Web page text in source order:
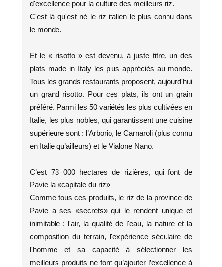
d'excellence pour la culture des meilleurs riz.
C'est là qu'est né le riz italien le plus connu dans
le monde.
Et le « risotto » est devenu, à juste titre, un des
plats made in Italy les plus appréciés au monde.
Tous les grands restaurants proposent, aujourd'hui
un grand risotto. Pour ces plats, ils ont un grain
préféré. Parmi les 50 variétés les plus cultivées en
Italie, les plus nobles, qui garantissent une cuisine
supérieure sont : l’Arborio, le Carnaroli (plus connu
en Italie qu’ailleurs) et le Vialone Nano.
C’est 78 000 hectares de rizières, qui font de
Pavie la «capitale du riz».
Comme tous ces produits, le riz de la province de
Pavie a ses «secrets» qui le rendent unique et
inimitable : l'air, la qualité de l'eau, la nature et la
composition du terrain, l'expérience séculaire de
l'homme et sa capacité à sélectionner les
meilleurs produits ne font qu’ajouter l’excellence à